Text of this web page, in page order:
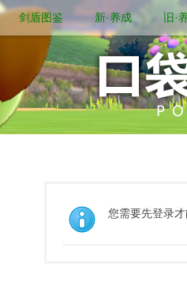
剑盾图鉴 新·养成 旧·
您需要先登录